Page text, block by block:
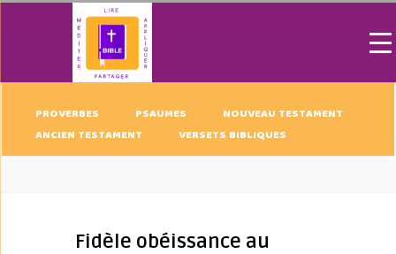
PROVERBES PSAUMES
NOUVEAU TESTAMENT
ANCIEN TESTAMENT
VERSETS BIBLIQUES
Fidèle obéissance au